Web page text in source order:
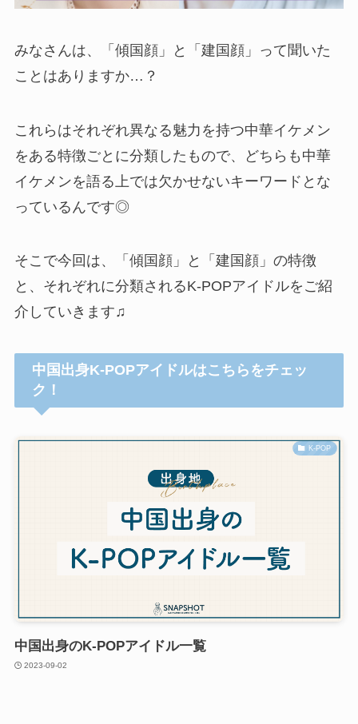
みなさんは、「傾国顔」と「建国顔」って聞いた
ことはありますか…？
これらはそれぞれ異なる魅力を持つ中華イケメン
をある特徴ごとに分類したもので、どちらも中華
イケメンを語る上では欠かせないキーワードとな
っているんです◎
そこで今回は、「傾国顔」と「建国顔」の特徴
と、それぞれに分類されるK-POPアイドルをご紹
介していきます♫
中国出身K-POPアイドルはこちらをチェッ
ク！
K-POP
中国出身のK-POPアイドル一覧
2023-09-02